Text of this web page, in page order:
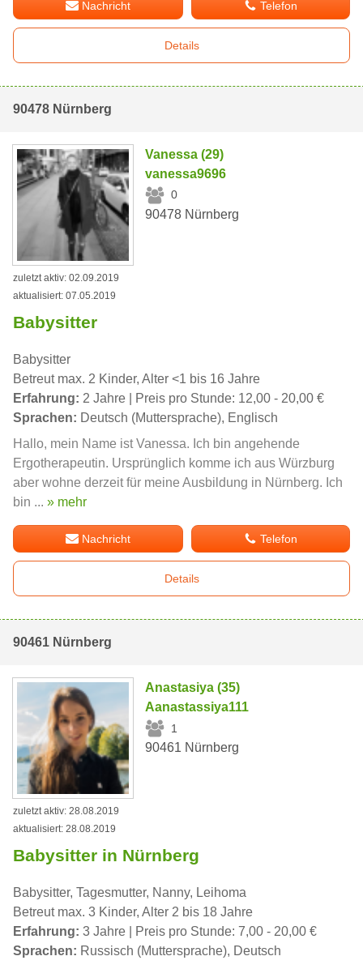
Nachricht Telefon
Details
90478 Nürnberg
Vanessa (29)
vanessa9696
0
90478 Nürnberg
zuletzt aktiv: 02.09.2019
aktualisiert: 07.05.2019
Babysitter
Babysitter
Betreut max. 2 Kinder, Alter <1 bis 16 Jahre
Erfahrung: 2 Jahre | Preis pro Stunde: 12,00 - 20,00 €
Sprachen: Deutsch (Muttersprache), Englisch
Hallo, mein Name ist Vanessa. Ich bin angehende
Ergotherapeutin. Ursprünglich komme ich aus Würzburg
aber wohne derzeit für meine Ausbildung in Nürnberg. Ich
bin ... » mehr
Nachricht Telefon
Details
90461 Nürnberg
Anastasiya (35)
Aanastassiya111
1
90461 Nürnberg
zuletzt aktiv: 28.08.2019
aktualisiert: 28.08.2019
Babysitter in Nürnberg
Babysitter, Tagesmutter, Nanny, Leihoma
Betreut max. 3 Kinder, Alter 2 bis 18 Jahre
Erfahrung: 3 Jahre | Preis pro Stunde: 7,00 - 20,00 €
Sprachen: Russisch (Muttersprache), Deutsch